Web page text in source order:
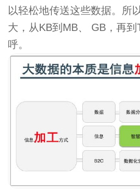
以轻松地传送这些数据。所
大，从KB到MB、 GB，再
呼。